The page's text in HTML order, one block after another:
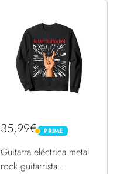
35,99€ PRIME
PRIME
Guitarra eléctrica metal
rock guitarrista